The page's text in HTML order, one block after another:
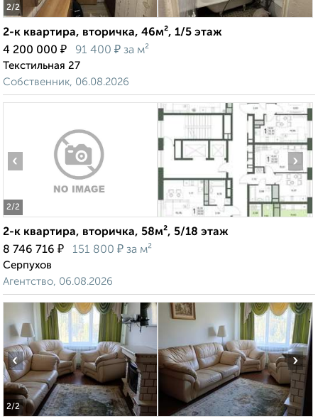
2/2
2-к квартира, вторичка, 46м², 1/5 этаж
4 200 000 ₽ 91 400 ₽ за м²
Текстильная 27
Собственник, 06.08.2026
2/2
‹ ›
2-к квартира, вторичка, 58м², 5/18 этаж
8 746 716 ₽ 151 800 ₽ за м²
Серпухов
Агентство, 06.08.2026
2/2
‹ ›